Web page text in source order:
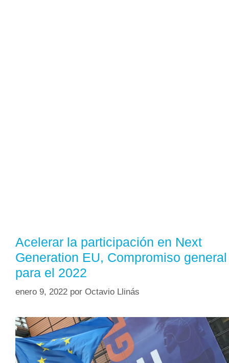
Acelerar la participación en Next
Generation EU, Compromiso general
para el 2022
enero 9, 2022 por Octavio Llinás